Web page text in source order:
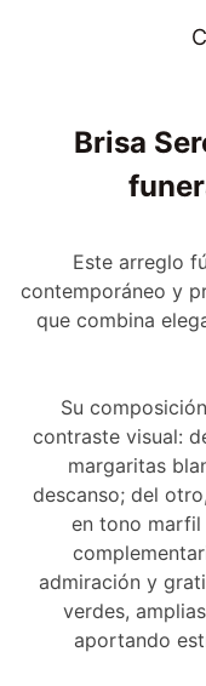
Brisa
Este arreglo
contemporáneo y
que combina
Su
contraste visual:
margaritas
descanso; del
en tono marfil
admiración y
verdes,
aportando